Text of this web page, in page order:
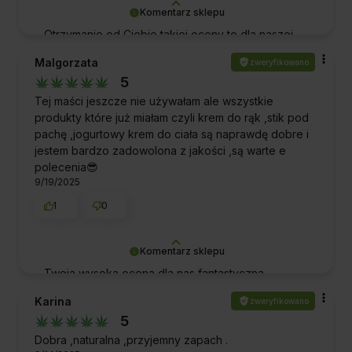
Komentarz sklepu
Otrzymanie od Ciebie takiej oceny to dla naszej
ekipy ogromne wyróżnienie. Dziękujemy za Twój
czas oraz za wybranie naszej firmy i produktów.
Pozdrawiamy!
Komentarz sklepu
Twoja wysoka ocena dla nas fantastyczna
wiadomość i dowód, że nasza praca jest ceniona.
Dziękujemy za docenienie naszych wysiłków.
Mamy nadzieję, że wkrótce ponownie zawitasz do
naszego sklepu! Zapraszamy!
Malgorzata zweryfikowano
5
Tej maści jeszcze nie używałam ale wszystkie
produkty które już miałam czyli krem do rąk ,stik pod
pachę ,jogurtowy krem do ciała są naprawdę dobre i
jestem bardzo zadowolona z jakości ,są warte e
polecenia😎
9/19/2025
1
0
Karina zweryfikowano
5
Dobra ,naturalna ,przyjemny zapach .